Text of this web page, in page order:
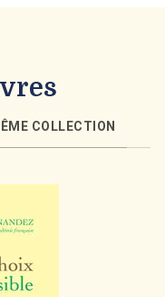
COLLECTION